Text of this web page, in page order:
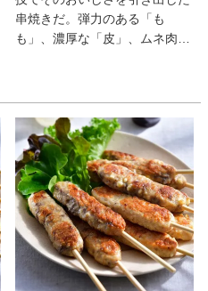
串焼きだ。弾力のある「も
も」、濃厚な「皮」、ムネ肉使
味わえるのに本格派！